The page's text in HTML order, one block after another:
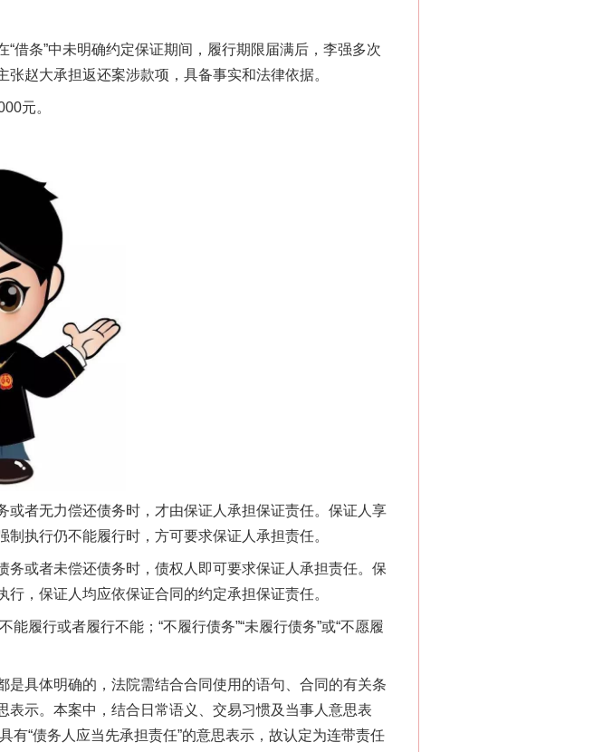
条”中未明确约定保证期间，履行期限届满后，李强多次
赵大承担返还案涉款项，具备事实和法律依据。
元。
者无力偿还债务时，才由保证人承担保证责任。保证人享
执行仍不能履行时，方可要求保证人承担责任。
或者未偿还债务时，债权人即可要求保证人承担责任。保
，保证人均应依保证合同的约定承担保证责任。
履行或者履行不能；“不履行债务”“未履行债务”或“不愿履
具体明确的，法院需结合合同使用的语句、合同的有关条
示。本案中，结合日常语义、交易习惯及当事人意思表
有“债务人应当先承担责任”的意思表示，故认定为连带责任